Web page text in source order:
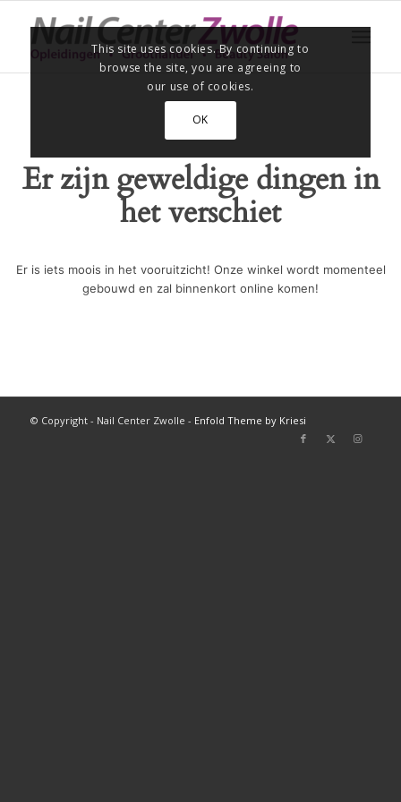
Er zijn geweldige dingen in
het verschiet
Er is iets moois in het vooruitzicht! Onze winkel wordt momenteel
gebouwd en zal binnenkort online komen!
© Copyright - Nail Center Zwolle - Enfold Theme by Kriesi
This site uses cookies. By continuing to
browse the site, you are agreeing to
our use of cookies.
OK